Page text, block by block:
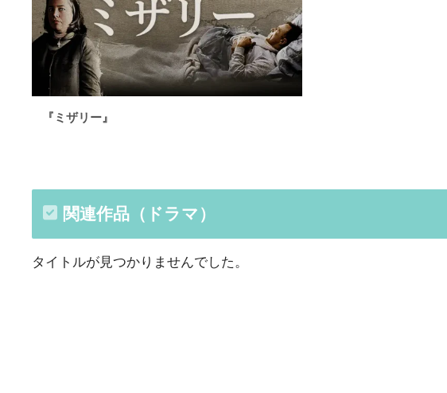
『ミザリー』
関連作品（ドラマ）
タイトルが見つかりませんでした。